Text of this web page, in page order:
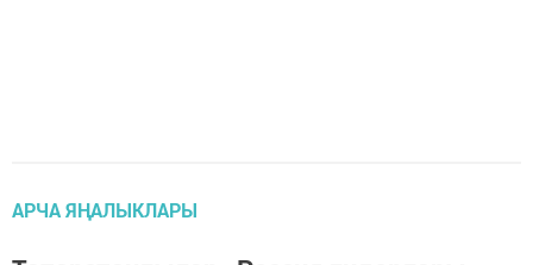
АРЧА ЯҢАЛЫКЛАРЫ